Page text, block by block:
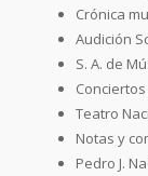
Crónica
Audición
S. A. de
Teatro
Notas y
Pedro J.